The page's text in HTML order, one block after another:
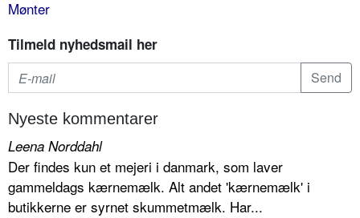
Mønter
Tilmeld nyhedsmail her
Nyeste kommentarer
Leena Norddahl
Der findes kun et mejeri i danmark, som laver
gammeldags kærnemælk. Alt andet 'kærnemælk' i
butikkerne er syrnet skummetmælk. Har...